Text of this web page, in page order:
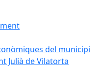
del municipi
Julià de Vilatorta